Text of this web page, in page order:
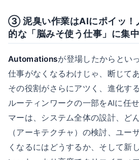
③ 泥臭い作業はAIにポイッ！
的な「脳みそ使う仕事」に集中
Automationsが登場したからとい
仕事がなくなるわけじゃ、断じて
その役割がさらにアツく、進化する
ルーティンワークの一部をAIに任
マーは、システム全体の設計、ど
（アーキテクチャ）の検討、ユー
くなるにはどうするか、そして新